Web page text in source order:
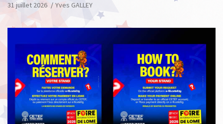
31 juillet 2026 Yves GALLEY